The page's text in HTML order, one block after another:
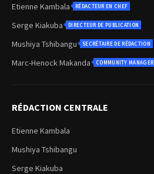
Etienne Kambala RÉDACTEUR EN CHEF
Serge Kiakuba DIRECTEUR DE PUBLICATION
Mushiya Tshibangu SECRÉTAIRE DE RÉDACTION
Marc-Henock Makanda COMMUNITY MANAGER
RÉDACTION CENTRALE
Etienne Kambala
Mushiya Tshibangu
Serge Kiakuba